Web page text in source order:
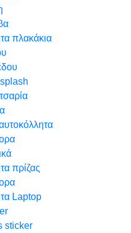
πλακάκια
πρίζας
Laptop
sticker